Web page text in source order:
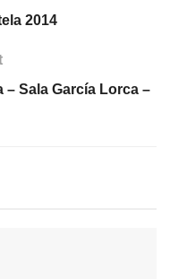
2014
– Sala García Lorca –